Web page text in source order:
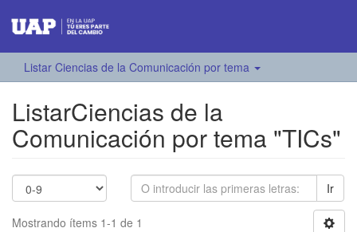
Listar Ciencias de la Comunicación por tema
ListarCiencias de la
Comunicación por tema "TICs"
Ir
Mostrando ítems 1-1 de 1